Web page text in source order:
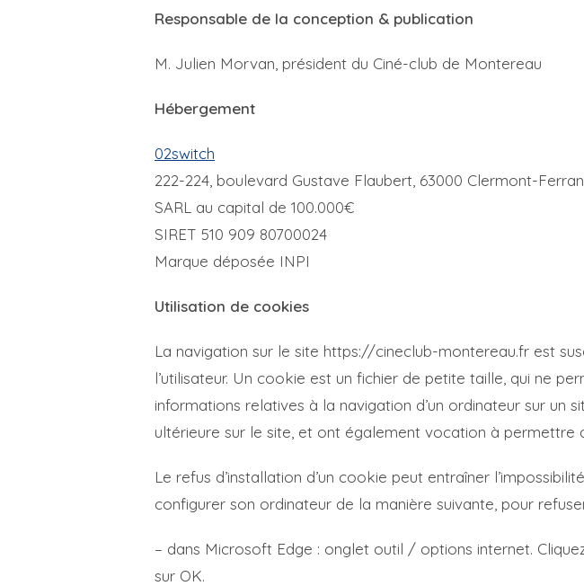
Responsable de la conception & publication
M. Julien Morvan, président du Ciné-club de Montereau
Hébergement
02switch
222-224, boulevard Gustave Flaubert, 63000 Clermont-
SARL au capital de 100.000€
SIRET 510 909 80700024
Marque déposée INPI
Utilisation de cookies
La navigation sur le site https://cineclub-montereau.fr est
l’utilisateur. Un cookie est un fichier de petite taille, qui ne
informations relatives à la navigation d’un ordinateur sur un
ultérieure sur le site, et ont également vocation à permettre
Le refus d’installation d’un cookie peut entraîner
configurer son ordinateur de la manière suivante, pour
– dans Microsoft Edge : onglet outil / options internet.
sur OK.